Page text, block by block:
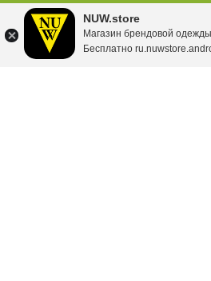
NUW.store
Магазин брендовой одежды
Бесплатно